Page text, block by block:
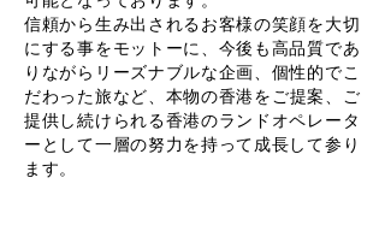
信頼から生み出されるお客様の笑顔を大切
にする事をモットーに、今後も高品質であ
りながらリーズナブルな企画、個性的でこ
だわった旅など、 本物の香港をご提案、ご
提供し続けられる香港のランドオペレータ
ーとして一層の努力を持って成長して参り
ます。